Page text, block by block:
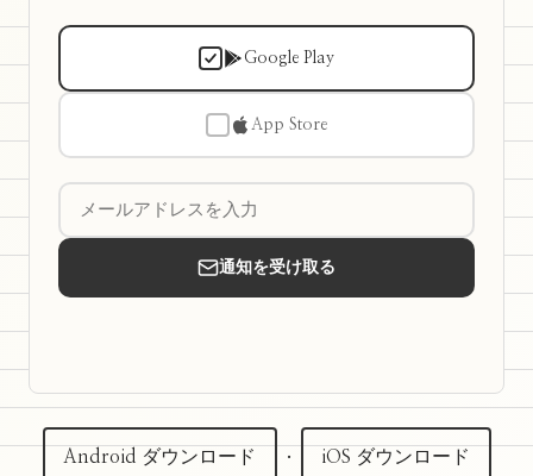
Google Play
App Store
通知を受け取る
Android ダウンロード · iOS ダウンロード